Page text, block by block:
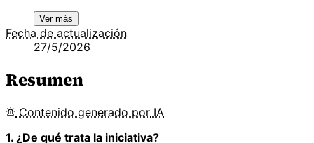
Ver más
Fecha de actualización
27/5/2026
Resumen
Contenido generado por IA
1. ¿De qué trata la iniciativa?